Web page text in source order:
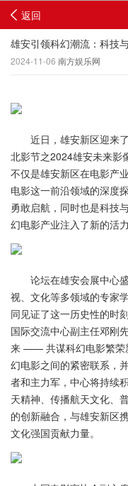
返回
雄安引领科幻潮流：科技
2024-11-06 南方娱乐网
近日，雄安新区迎来
北影节之2024雄安未来影
不仅是雄安新区在电影产
电影这一前沿领域的深度
勇敢启航，同时也是科技
幻电影产业注入了新的活力
论坛在雄安会展中心盛
视、文化等多领域的专家
同见证了这一历史性的时
国际交流中心副主任邓刚
来 —— 共谋科幻电影繁荣
幻电影之间的紧密联系，
者和主力军，中心将持续
天精神、传播航天文化、
的创新融合，与雄安新区
文化强国贡献力量。